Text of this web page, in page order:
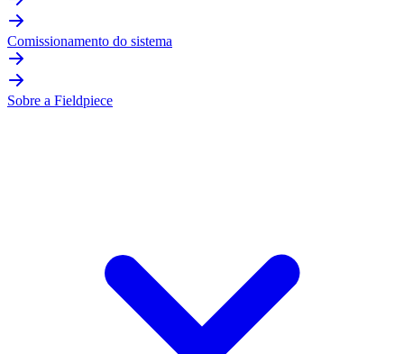
Comissionamento do sistema
Sobre a Fieldpiece